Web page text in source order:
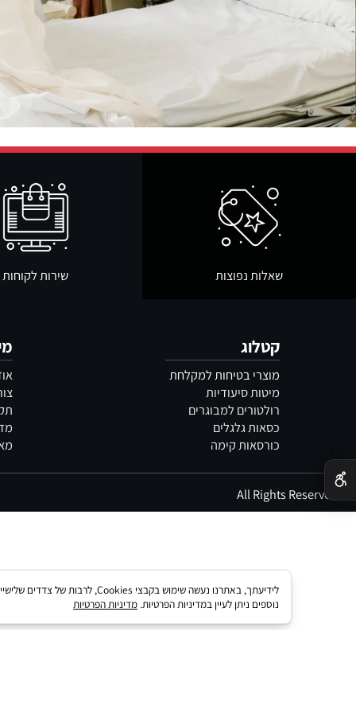
מוצרי בטיחות למקלחת
מיטות סיעודיות
רולטורים למבוגרים
כסאות גלגלים
כורסאות קימה
מידע
צור קשר